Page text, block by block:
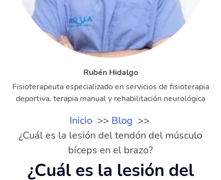
Rubén Hidalgo
Fisioterapeuta especializado en servicios de fisioterapia
deportiva, terapia manual y rehabilitación neurológica
Inicio
Blog
¿Cuál es la lesión del tendón del músculo
bíceps en el brazo?
¿Cuál es la lesión del